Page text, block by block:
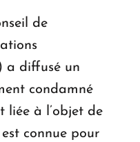
de
a diffusé un
condamné
liée à l’objet de
connue pour